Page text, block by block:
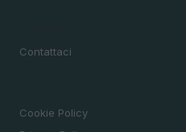
Contattaci
Cookie Policy